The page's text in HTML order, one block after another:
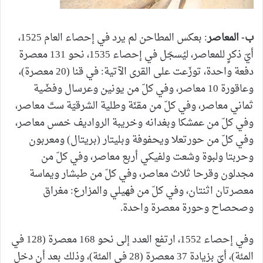
ب‌- المعاصر
: بعكس المطاحن لم يرد في إحصاء العام 1525،
أيّ ذكرٍ للمعاصر، ليُسجّل في إحصاء 1535، نحو 131 معصرة
دفعة واحدة، توزّعت على القرى الآتية: في قنا (20 معصرة)،
وعاقورة 10 معاصر، وفي كلّ من يونين وعرسال وفضّية
ثماني معاصر، وفي كلّ من مقنّة وطلية الشرقيّة ستّ معاصر،
وفي كلّ من عمشكا وبغدانه وخريبة الرواديف خمس معاصر،
وفي كلّ من حورتعلا ويحفوفة وبليتار (بريتال) ومعربون
وحربتا ولبوة وشعت ولفيكي أربع معاصر، وفي كلّ من
مجدلون وقرحا ثلاث معاصر، وفي كلّ من طبشار ويماسة
معصرتان اثنتان، وفي كلّ من فهيلي والمزارع: مغراق
وصحصاح وحورة معصرة واحدة.
وفي إحصاء 1552، ارتفع العدد إلى نحو 168 معصرة (128 في
المئة)، أيّ بزيادة 37 معصرة (28 في المئة)، وذلك بعد أن دخل